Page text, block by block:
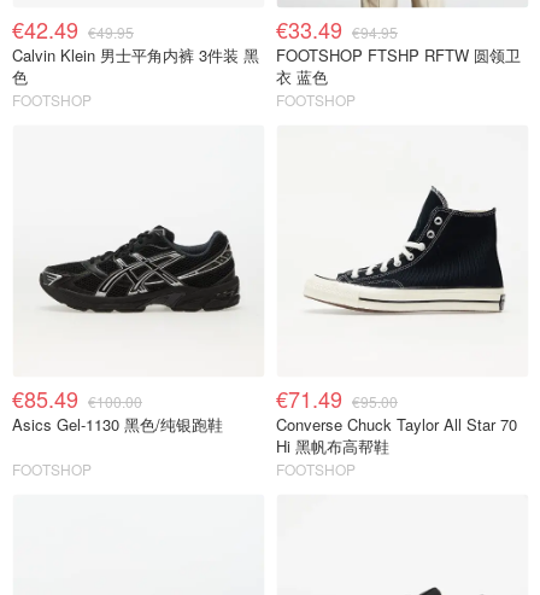
€42.49 €49.95
Calvin Klein 男士平角内裤 3件装 黑
色
FOOTSHOP
€33.49 €94.95
FOOTSHOP FTSHP RFTW 圆领卫
衣 蓝色
FOOTSHOP
€85.49 €100.00
Asics Gel-1130 黑色/纯银跑鞋
FOOTSHOP
€71.49 €95.00
Converse Chuck Taylor All Star 70
Hi 黑帆布高帮鞋
FOOTSHOP